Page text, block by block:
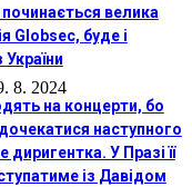
велика
Globsec, буде і
України
8. 2024
на концерти, бо
наступного
диригентка. У Празі її
із Давідом